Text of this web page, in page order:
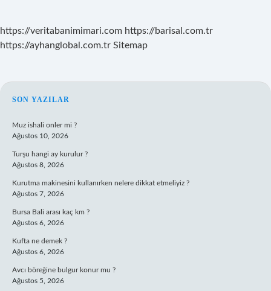
https://veritabanimimari.com https://barisal.com.tr
https://ayhanglobal.com.tr Sitemap
SIDEBAR
SON YAZILAR
Muz ishali onler mi ?
Ağustos 10, 2026
Turşu hangi ay kurulur ?
Ağustos 8, 2026
Kurutma makinesini kullanırken nelere dikkat etmeliyiz ?
Ağustos 7, 2026
Bursa Bali arası kaç km ?
Ağustos 6, 2026
Kufta ne demek ?
Ağustos 6, 2026
Avcı böreğine bulgur konur mu ?
Ağustos 5, 2026